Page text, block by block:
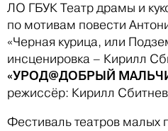
ЛО ГБУК Театр драмы и
по мотивам повести
«Черная курица, или
инсценировка – Кирилл
«УРОД@ДОБРЫЙ
режиссёр: Кирилл Сбитнев
Фестиваль театров малых